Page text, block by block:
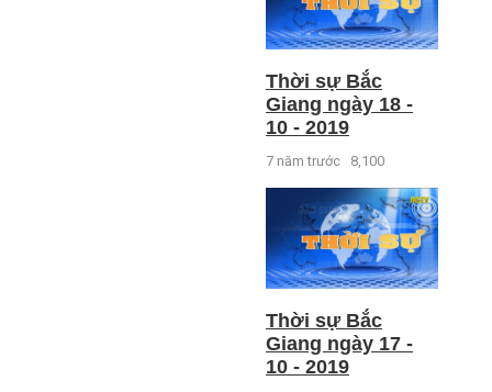
Thời sự Bắc
Giang ngày 18 -
10 - 2019
7 năm trước 8,100
Thời sự Bắc
Giang ngày 17 -
10 - 2019